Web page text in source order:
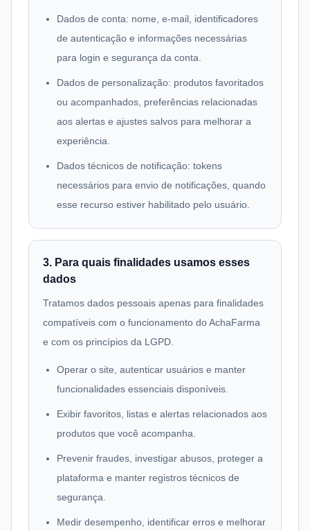
Dados de conta: nome, e-mail, identificadores
de autenticação e informações necessárias
para login e segurança da conta.
Dados de personalização: produtos favoritados
ou acompanhados, preferências relacionadas
aos alertas e ajustes salvos para melhorar a
experiência.
Dados técnicos de notificação: tokens
necessários para envio de notificações, quando
esse recurso estiver habilitado pelo usuário.
3. Para quais finalidades usamos esses
dados
Tratamos dados pessoais apenas para finalidades
compatíveis com o funcionamento do AchaFarma
e com os princípios da LGPD.
Operar o site, autenticar usuários e manter
funcionalidades essenciais disponíveis.
Exibir favoritos, listas e alertas relacionados aos
produtos que você acompanha.
Prevenir fraudes, investigar abusos, proteger a
plataforma e manter registros técnicos de
segurança.
Medir desempenho, identificar erros e melhorar